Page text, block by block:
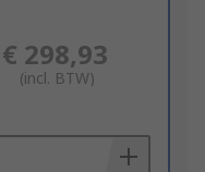
€ 298,93
(incl. BTW)